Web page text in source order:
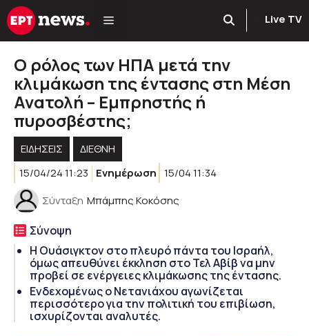
Μετάβαση
σε
Live TV
Ο ρόλος των ΗΠΑ μετά την
κλιμάκωση της έντασης στη Μέση
Ανατολή – Εμπρηστής ή
πυροσβέστης;
ΕΙΔΗΣΕΙΣ
ΔΙΕΘΝΗ
15/04/24 11:23
Ενημέρωση 15/04 11:34
Σύνταξη Μπάμπης Κοκόσης
Σύνοψη
Η Ουάσιγκτον στο πλευρό πάντα του Ισραήλ,
όμως απευθύνει έκκληση στο Τελ Αβίβ να μην
προβεί σε ενέργειες κλιμάκωσης της έντασης.
Ενδεχομένως ο Νετανιάχου αγωνίζεται
περισσότερο για την πολιτική του επιβίωση,
ισχυρίζονται αναλυτές.